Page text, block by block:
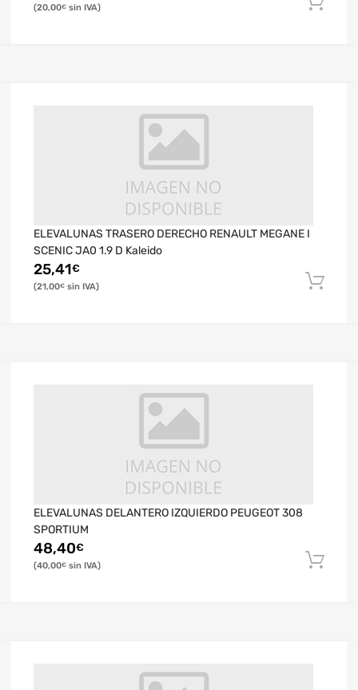
20,00€
ELEVALUNAS TRASERO DERECHO RENAULT MEGANE I
SCENIC JA0 1.9 D Kaleido
25,41€
21,00€
ELEVALUNAS DELANTERO IZQUIERDO PEUGEOT 308
SPORTIUM
48,40€
40,00€